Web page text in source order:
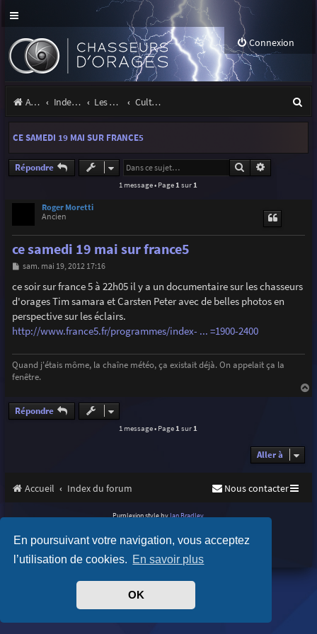
En poursuivant votre navigation, vous acceptez
l’utilisation de cookies. En savoir plus
OK
Connexion
Accueil Index du forum Les orages Culture & médias
e
CE SAMEDI 19 MAI SUR FRANCE5
Répondre Rechercher
1 message • Page 1 sur 1
Roger Moretti
Ancien
ce samedi 19 mai sur france5
M
s
s
a
e
sam. mai 19, 2012 17:16
ce soir sur france 5 à 22h05 il y a un documentaire sur les chasseurs
d'orages Tim samara et Carsten Peter avec de belles photos en
perspective sur les éclairs.
http://www.france5.fr/programmes/index- ... =1900-2400
Quand j'étais môme, la chaîne météo, ça existait déjà. On appelait ça la
fenêtre.
Répondre
1 message • Page1sur1
Aller à
Accueil Index du forum Nous contacter
Purplexion style byIan Bradley
Traduit parphpBB-fr.com
Confidentialité
Conditions